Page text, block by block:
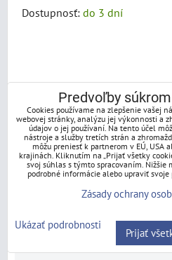
Dostupnosť: do 3 dní
Predvoľby
Cookies používame na zlepšenie vašej
webovej stránky, analýzu jej výkonnosti a
údajov o jej používaní. Na tento účel
nástroje a služby tretích strán a
môžu preniesť k partnerom v EÚ, USA
krajinách. Kliknutím na „Prijať všetky
svoj súhlas s týmto spracovaním. Nižšie
podrobné informácie alebo upraviť svoje
Zásady ochrany
Ukázať podrobnosti
Prijať